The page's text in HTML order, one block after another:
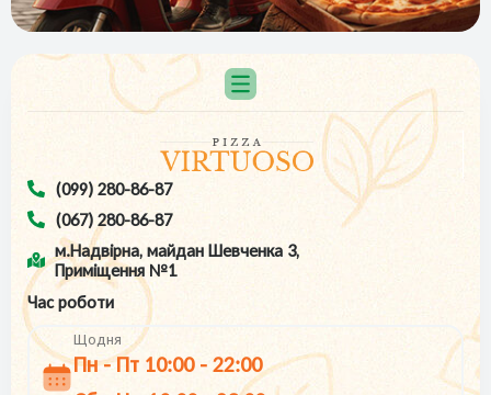
(099) 280-86-87
(067) 280-86-87
м.Надвірна, майдан Шевченка 3,
Приміщення №1
Час роботи
Щодня
Пн - Пт 10:00 - 22:00